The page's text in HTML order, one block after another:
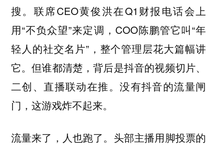
搜。联席CEO黄俊洪在Q1财报电话会上
用“不负众望”来定调，COO陈鹏管它叫“年
轻人的社交名片”，整个管理层花大篇幅讲
它。但谁都清楚，背后是抖音的视频切片、
二创、直播联动在推。没有抖音的流量闸
门，这游戏炸不起来。
流量来了，人也跑了。头部主播用脚投票的